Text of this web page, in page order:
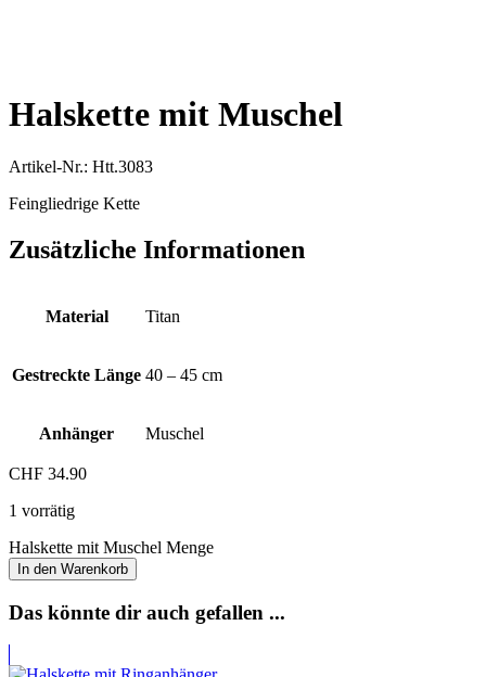
Halskette mit Muschel
Artikel-Nr.: Htt.3083
Feingliedrige Kette
Zusätzliche Informationen
Material Titan
Gestreckte Länge 40 – 45 cm
Anhänger Muschel
CHF 34.90
1 vorrätig
Halskette mit Muschel Menge
In den Warenkorb
Das könnte dir auch gefallen ...